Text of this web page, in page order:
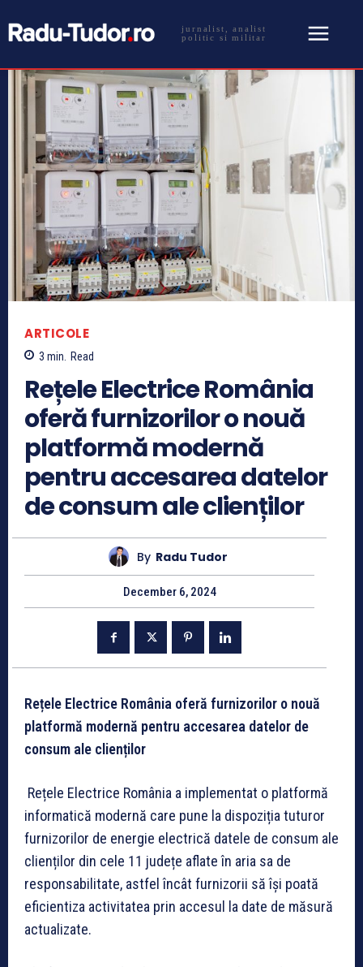
jurnalist, analist
politic si militar
ARTICOLE
3 min. Read
Rețele Electrice România
oferă furnizorilor o nouă
platformă modernă
pentru accesarea datelor
de consum ale clienților
By Radu Tudor
December 6, 2024
Rețele Electrice România oferă furnizorilor o nouă
platformă modernă pentru accesarea datelor de
consum ale clienților
Rețele Electrice România a implementat o platformă
informatică modernă care pune la dispoziția tuturor
furnizorilor de energie electrică datele de consum ale
clienților din cele 11 județe aflate în aria sa de
responsabilitate, astfel încât furnizorii să își poată
eficientiza activitatea prin accesul la date de măsură
actualizate.